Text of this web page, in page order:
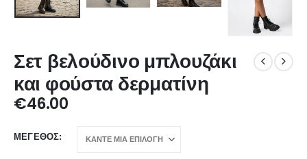
Σετ βελούδινο μπλουζάκι
και φούστα δερματίνη
€46.00
ΜΈΓΕΘΟΣ